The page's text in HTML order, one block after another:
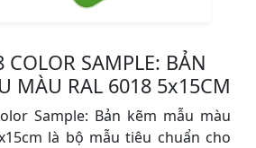
COLOR SAMPLE: BẢN
MÀU RAL 6018 5x15CM
Sample: Bản kẽm mẫu màu
là bộ mẫu tiêu chuẩn cho